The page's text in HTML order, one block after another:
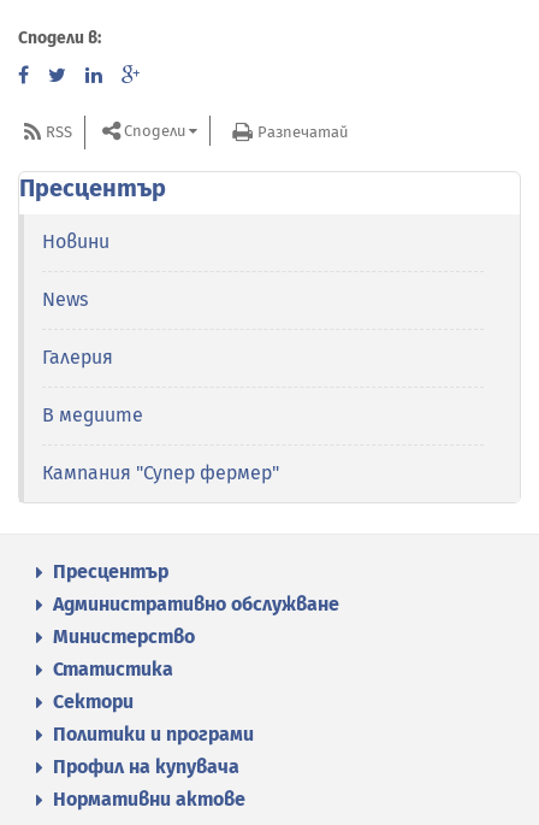
Сподели в:
RSS Сподели Разпечатай
Пресцентър
Новини
News
Галерия
В медиите
Кампания "Супер фермер"
Пресцентър
Административно обслужване
Министерство
Статистика
Сектори
Политики и програми
Профил на купувача
Нормативни актове